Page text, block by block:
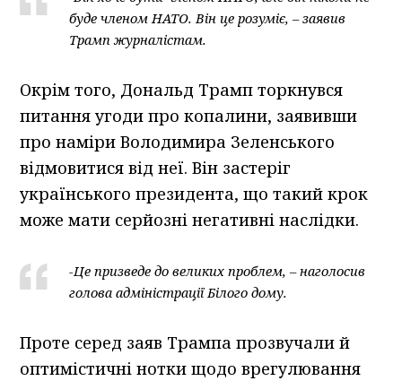
буде членом НАТО. Він це розуміє, – заявив
Трамп журналістам.
Окрім того, Дональд Трамп торкнувся
питання угоди про копалини, заявивши
про наміри Володимира Зеленського
відмовитися від неї. Він застеріг
українського президента, що такий крок
може мати серйозні негативні наслідки.
-Це призведе до великих проблем, – наголосив
голова адміністрації Білого дому.
Проте серед заяв Трампа прозвучали й
оптимістичні нотки щодо врегулювання